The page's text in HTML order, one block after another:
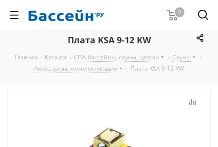
0
Плата KSA 9-12 KW
Главная - Каталог - СПА бассейны, сауны, купели - Сауны
-
Аксессуары, комплектующие
- Плата KSA 9-12 KW